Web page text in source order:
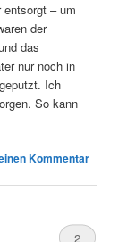
– um
der
das
nur noch in
Ich
So kann
Kommentar
2